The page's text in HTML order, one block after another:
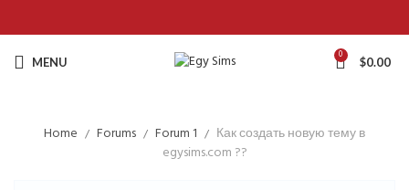
MENU 0 $0.00
Home Forums Forum 1
Как создать новую тему в
egysims.com ??